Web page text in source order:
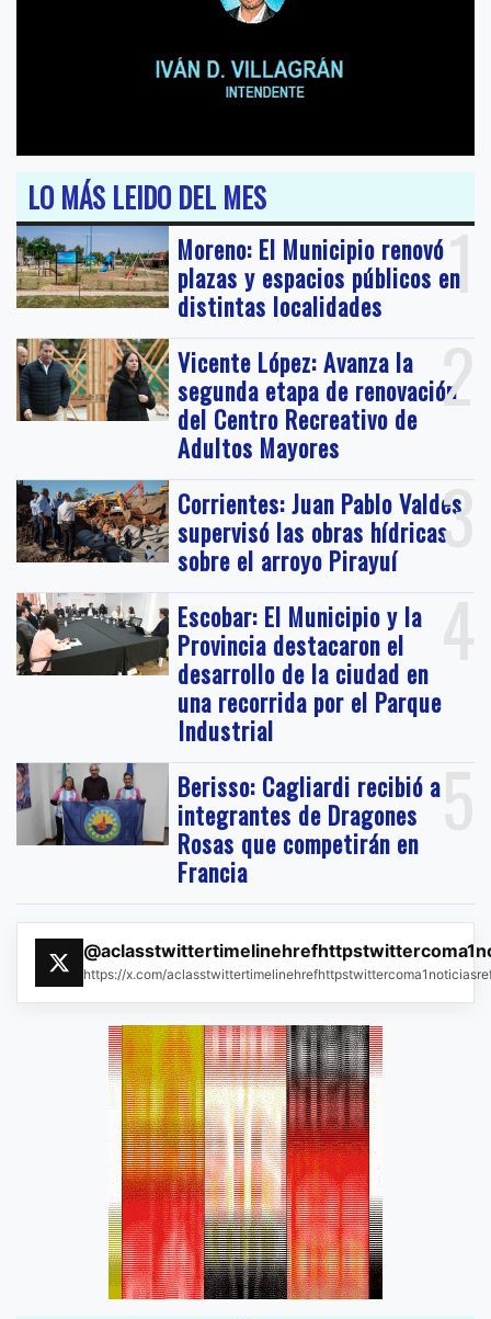
LO MÁS LEIDO DEL MES
1
Moreno: El Municipio renovó
plazas y espacios públicos en
distintas localidades
2
Vicente López: Avanza la
segunda etapa de renovación
del Centro Recreativo de
Adultos Mayores
3
Corrientes: Juan Pablo Valdés
supervisó las obras hídricas
sobre el arroyo Pirayuí
4
Escobar: El Municipio y la
Provincia destacaron el
desarrollo de la ciudad en
una recorrida por el Parque
Industrial
5
Berisso: Cagliardi recibió a
integrantes de Dragones
Rosas que competirán en
Francia
https://x.com/